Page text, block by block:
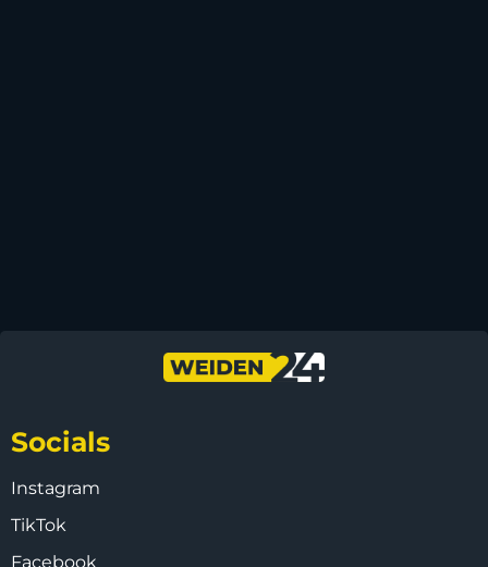
Socials
Instagram
TikTok
Facebook